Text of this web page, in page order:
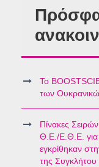
Το
των
Πίνακες
Θ.Ε./Ε.Θ.Ε. για
εγκρίθηκαν
της